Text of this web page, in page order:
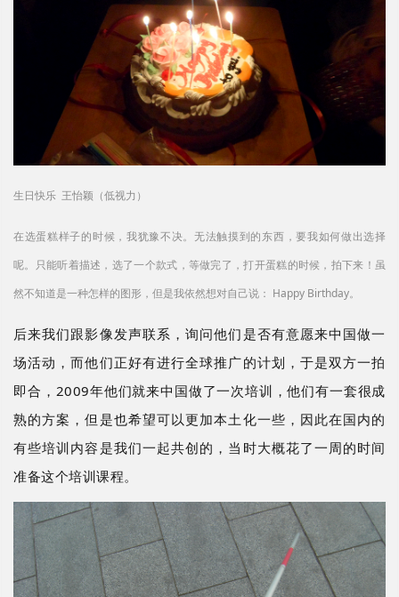
生日快乐 王怡颖（低视力）
在选蛋糕样子的时候，我犹豫不决。无法触摸到的东西，要我如何做出选择
呢。只能听着描述，选了一个款式，等做完了，打开蛋糕的时候，拍下来！虽
然不知道是一种怎样的图形，但是我依然想对自己说： Happy Birthday。
后来我们跟影像发声联系，询问他们是否有意愿来中国做一
场活动，而他们正好有进行全球推广的计划，于是双方一拍
即合， 2009年他们就来中国做了一次培训，他们有一套很成
熟的方案，但是也希望可以更加本土化一些，因此在国内的
有些培训内容是我们一起共创的，当时大概花了一周的时间
准备这个培训课程。